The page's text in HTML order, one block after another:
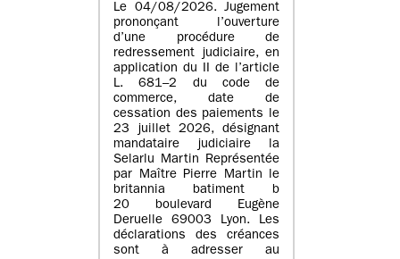
Le 04/08/2026. Jugement
prononçant l’ouverture
d’une procédure de
redressement judiciaire, en
application du II de l’article
L. 681–2 du code de
commerce, date de
cessation des paiements le
23 juillet 2026, désignant
mandataire judiciaire la
Selarlu Martin Représentée
par Maître Pierre Martin le
britannia batiment b
20 boulevard Eugène
Deruelle 69003 Lyon. Les
déclarations des créances
sont à adresser au